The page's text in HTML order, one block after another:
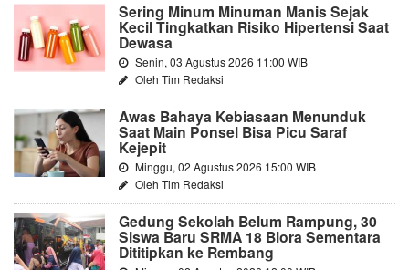
Sering Minum Minuman Manis Sejak
Kecil Tingkatkan Risiko Hipertensi Saat
Dewasa
Senin, 03 Agustus 2026 11:00 WIB
Oleh Tim Redaksi
Awas Bahaya Kebiasaan Menunduk
Saat Main Ponsel Bisa Picu Saraf
Kejepit
Minggu, 02 Agustus 2026 15:00 WIB
Oleh Tim Redaksi
Gedung Sekolah Belum Rampung, 30
Siswa Baru SRMA 18 Blora Sementara
Dititipkan ke Rembang